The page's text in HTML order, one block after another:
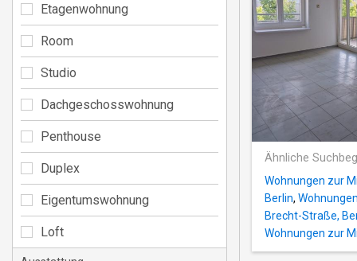
Ähnliche
Wohnungen zur
Berlin,
Brecht-Straße,
Wohnungen zur
Etagenwohnung
Room
Studio
Dachgeschosswohnung
Penthouse
Duplex
Eigentumswohnung
Loft